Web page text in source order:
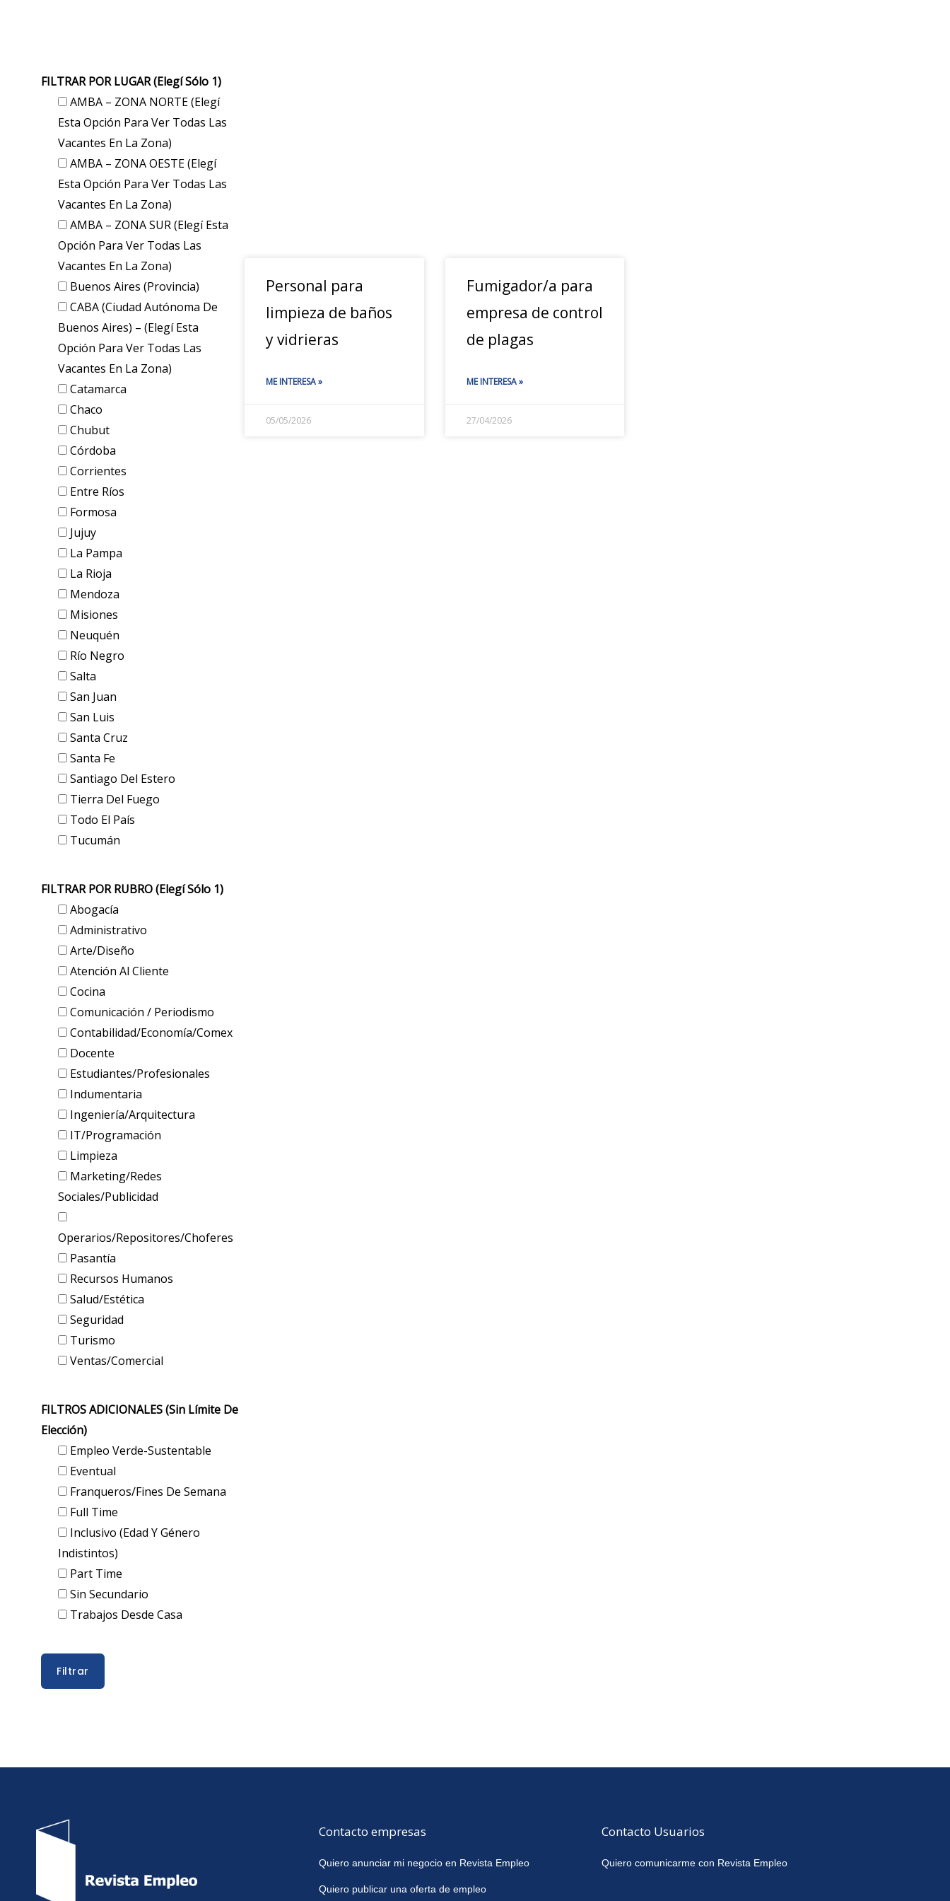
FILTRAR POR LUGAR (elegí Sólo 1)
AMBA – ZONA NORTE (elegí
Esta Opción Para Ver Todas Las
Vacantes En La Zona)
AMBA – ZONA OESTE (elegí
Esta Opción Para Ver Todas Las
Vacantes En La Zona)
AMBA – ZONA SUR (elegí Esta
Opción Para Ver Todas Las
Vacantes En La Zona)
Buenos Aires (provincia)
CABA (Ciudad Autónoma De
Buenos Aires) – (elegí Esta
Opción Para Ver Todas Las
Vacantes En La Zona)
Catamarca
Chaco
Chubut
Córdoba
Corrientes
Entre Ríos
Formosa
Jujuy
La Pampa
La Rioja
Mendoza
Misiones
Neuquén
Río Negro
Salta
San Juan
San Luis
Santa Cruz
Santa Fe
Santiago Del Estero
Tierra Del Fuego
Todo El País
Tucumán
FILTRAR POR RUBRO (elegí Sólo 1)
Abogacía
Administrativo
Arte/Diseño
Atención Al Cliente
Cocina
Comunicación / Periodismo
Contabilidad/Economía/Comex
Docente
Estudiantes/Profesionales
Indumentaria
Ingeniería/Arquitectura
IT/Programación
Limpieza
Marketing/Redes
Sociales/Publicidad
Operarios/Repositores/Choferes
Pasantía
Recursos Humanos
Salud/Estética
Seguridad
Turismo
Ventas/Comercial
FILTROS ADICIONALES (sin Límite De
Elección)
Empleo Verde-Sustentable
Eventual
Franqueros/Fines De Semana
Full Time
Inclusivo (edad Y Género
Indistintos)
Part Time
Sin Secundario
Trabajos Desde Casa
Personal para
limpieza de baños
y vidrieras
ME INTERESA »
05/05/2026
Fumigador/a para
empresa de control
de plagas
ME INTERESA »
27/04/2026
Contacto empresas
Quiero anunciar mi negocio en Revista Empleo
Quiero publicar una oferta de empleo
Contacto Usuarios
Quiero comunicarme con Revista Empleo